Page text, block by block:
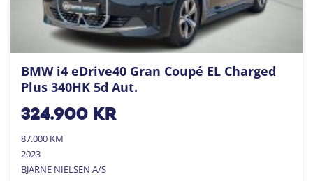
BMW i4 eDrive40 Gran Coupé EL Charged
Plus 340HK 5d Aut.
324.900kr
87.000 KM
2023
BJARNE NIELSEN A/S